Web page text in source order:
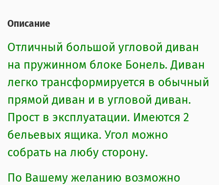
Описание
Отличный большой угловой диван
на пружинном блоке Бонель. Диван
легко трансформируется в обычный
прямой диван и в угловой диван.
Прост в эксплуатации. Имеются 2
бельевых ящика. Угол можно
собрать на любу сторону.
По Вашему желанию возможно